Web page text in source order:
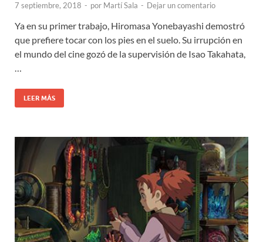
7 septiembre, 2018 - por Martí Sala - Dejar un comentario
Ya en su primer trabajo, Hiromasa Yonebayashi demostró
que prefiere tocar con los pies en el suelo. Su irrupción en
el mundo del cine gozó de la supervisión de Isao Takahata,
…
LEER MÁS